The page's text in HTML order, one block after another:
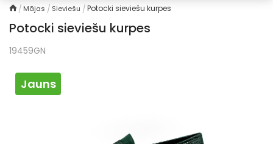
Mājas Sieviešu Potocki sieviešu kurpes
Potocki sieviešu kurpes
19459GN
Jauns